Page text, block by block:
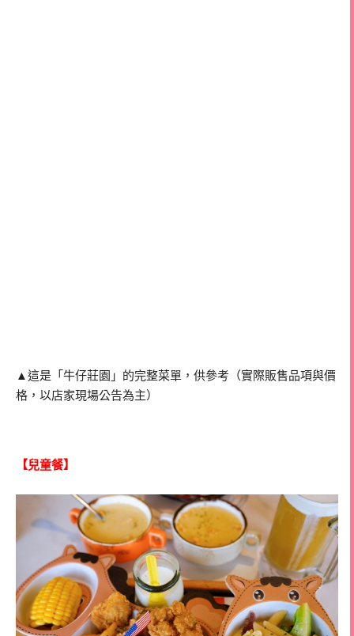
▲這是「牛仔莊園」的完整菜單，供參考（實際販售品項與價
格，以店家現場公告為主）
【兒童餐】